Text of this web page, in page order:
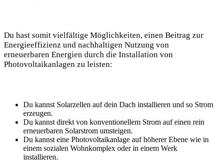
Du hast somit‌ vielfältige Möglichkeiten, einen ⁣Beitrag zur
Energieeffizienz und nachhaltigen Nutzung von
erneuerbaren Energien durch die ‌Installation von​
Photovoltaikanlagen zu⁢ leisten:
Du kannst Solarzellen auf dein Dach installieren und⁤ so Strom⁢
erzeugen.
Du ‌kannst⁣ direkt von konventionellem Strom ⁢auf einen⁣ rein
⁢erneuerbaren Solarstrom umsteigen.
Du‍ kannst eine ‍Photovoltaikanlage auf höherer ‍Ebene wie in⁢
einem sozialen Wohnkomplex oder ⁤in einem Werk
installieren.